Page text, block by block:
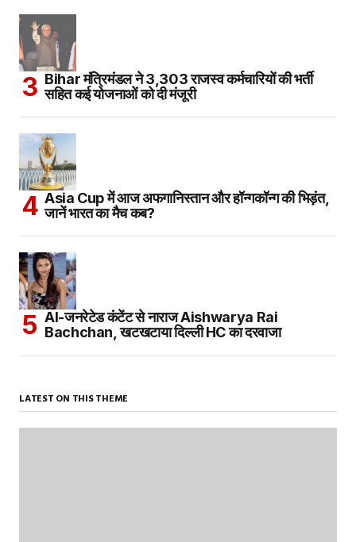
Bihar मंत्रिमंडल ने 3,303 राजस्व कर्मचारियों की भर्ती
सहित कई योजनाओं को दी मंजूरी
Asia Cup में आज अफगानिस्तान और हॉन्गकॉन्ग की भिड़ंत,
जानें भारत का मैच कब?
AI-जनरेटेड कंटेंट से नाराज Aishwarya Rai
Bachchan, खटखटाया दिल्ली HC का दरवाजा
LATEST ON THIS THEME